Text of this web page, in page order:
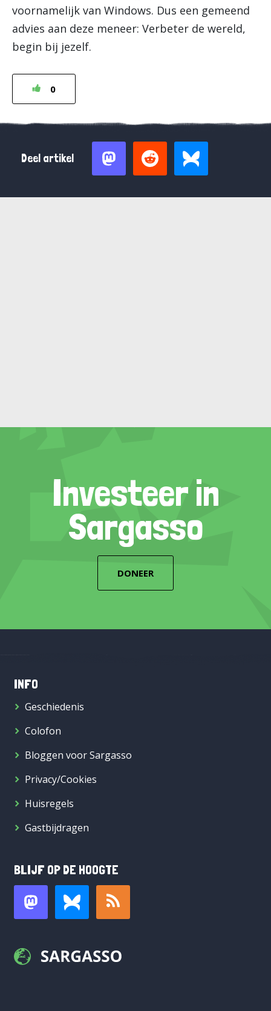
voornamelijk van Windows. Dus een gemeend
advies aan deze meneer: Verbeter de wereld,
begin bij jezelf.
0
Deel artikel
Investeer in
Sargasso
DONEER
INFO
Geschiedenis
Colofon
Bloggen voor Sargasso
Privacy/Cookies
Huisregels
Gastbijdragen
BLIJF OP DE HOOGTE